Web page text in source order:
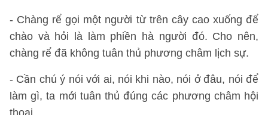
- Chàng rể gọi một người từ trên cây cao xuống để
chào và hỏi là làm phiền hà người đó. Cho nên,
chàng rể đã không tuân thủ phương châm lịch sự.
- Cần chú ý nói với ai, nói khi nào, nói ở đâu, nói để
làm gì, ta mới tuân thủ đúng các phương châm hội
thoại.